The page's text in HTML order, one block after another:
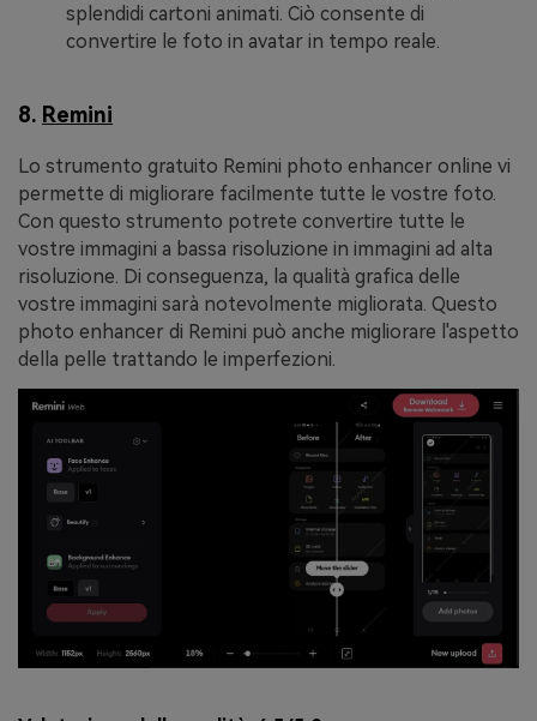
splendidi cartoni animati. Ciò consente di
convertire le foto in avatar in tempo reale.
8. Remini
Lo strumento gratuito Remini photo enhancer online vi
permette di migliorare facilmente tutte le vostre foto.
Con questo strumento potrete convertire tutte le
vostre immagini a bassa risoluzione in immagini ad alta
risoluzione. Di conseguenza, la qualità grafica delle
vostre immagini sarà notevolmente migliorata. Questo
photo enhancer di Remini può anche migliorare l'aspetto
della pelle trattando le imperfezioni.